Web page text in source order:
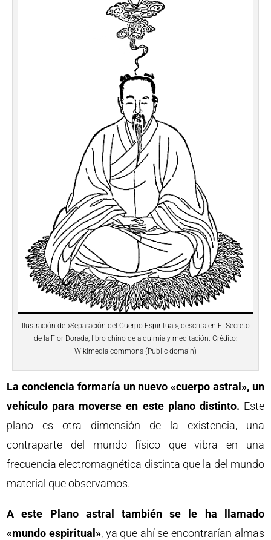
Ilustración de «Separación del Cuerpo Espiritual», descrita en El Secreto
de la Flor Dorada, libro chino de alquimia y meditación. Crédito:
Wikimedia commons (Public domain)
La conciencia formaría un nuevo «cuerpo astral», un
vehículo para moverse en este plano distinto. Este
plano es otra dimensión de la existencia, una
contraparte del mundo físico que vibra en una
frecuencia electromagnética distinta que la del mundo
material que observamos.
A este Plano astral también se le ha llamado
«mundo espiritual», ya que ahí se encontrarían almas